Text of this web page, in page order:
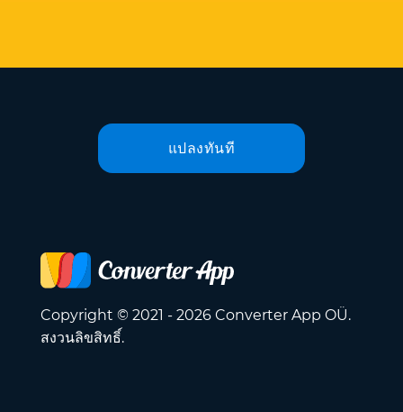
แปลงทันที
Copyright © 2021 - 2026 Converter App OÜ.
สงวนลิขสิทธิ์.